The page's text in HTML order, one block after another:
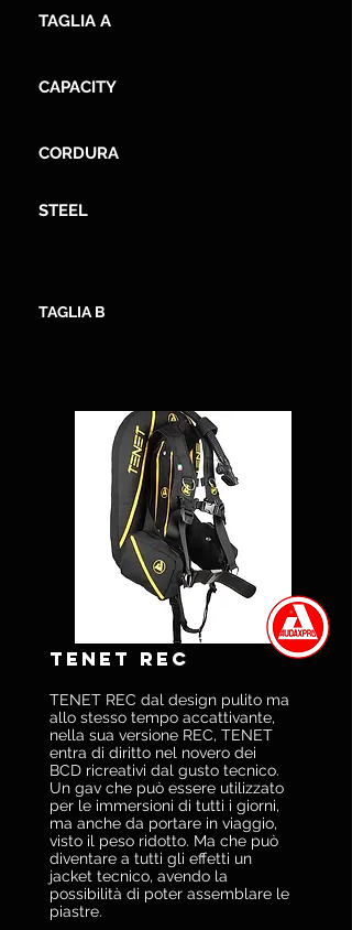
TAGLIA A
CAPACITY
CORDURA
STEEL
TAGLIA B
TENET REC
TENET REC dal design pulito ma
allo stesso tempo accattivante,
nella sua versione REC, TENET
entra di diritto nel novero dei
BCD ricreativi dal gusto tecnico.
Un gav che può essere utilizzato
per le immersioni di tutti i giorni,
ma anche da portare in viaggio,
visto il peso ridotto. Ma che può
diventare a tutti gli effetti un
jacket tecnico, avendo la
possibilità di poter assemblare le
piastre.